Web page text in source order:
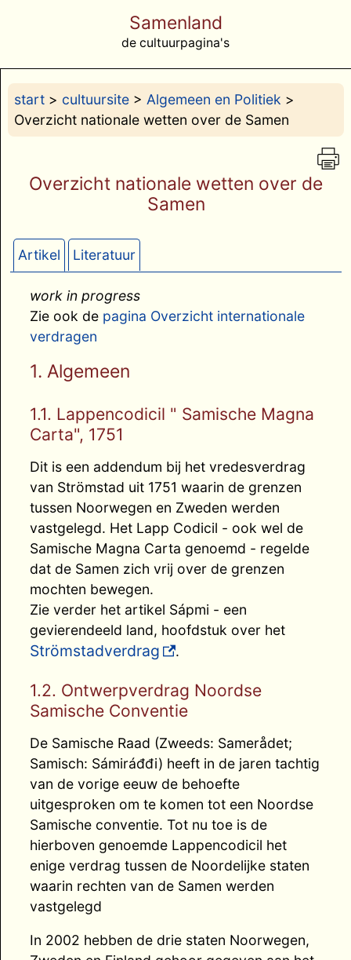
Samenland
de cultuurpagina's
start> cultuursite> Algemeen en Politiek >
Overzicht nationale wetten over de Samen
Overzicht nationale wetten over de
Samen
Artikel Literatuur
work in progress
Zie ook de pagina Overzicht internationale
verdragen
1. Algemeen
1.1. Lappencodicil " Samische Magna
Carta", 1751
Dit is een addendum bij het vredesverdrag
van Strömstad uit 1751 waarin de grenzen
tussen Noorwegen en Zweden werden
vastgelegd. Het Lapp Codicil - ook wel de
Samische Magna Carta genoemd - regelde
dat de Samen zich vrij over de grenzen
mochten bewegen.
Zie verder het artikel Sápmi - een
gevierendeeld land, hoofdstuk over het
Strömstadverdrag .
1.2. Ontwerpverdrag Noordse
Samische Conventie
De Samische Raad (Zweeds: Samerådet;
Samisch: Sámiráđđi) heeft in de jaren tachtig
van de vorige eeuw de behoefte
uitgesproken om te komen tot een Noordse
Samische conventie. Tot nu toe is de
hierboven genoemde Lappencodicil het
enige verdrag tussen de Noordelijke staten
waarin rechten van de Samen werden
vastgelegd
In 2002 hebben de drie staten Noorwegen,